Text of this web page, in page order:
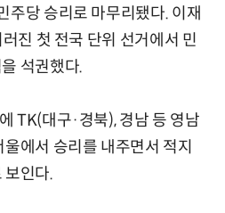
주당 승리로 마무리됐다. 이재
진 첫 전국 단위 선거에서 민
석권했다.
TK(대구·경북), 경남 등 영남
에서 승리를 내주면서 적지
보인다.